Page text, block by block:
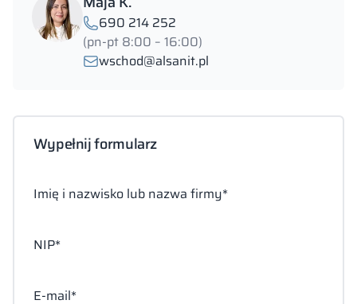
690 214 252
(pn-pt 8:00 – 16:00)
wschod@alsanit.pl
Wypełnij formularz
Imię i nazwisko lub nazwa firmy*
NIP*
E-mail*